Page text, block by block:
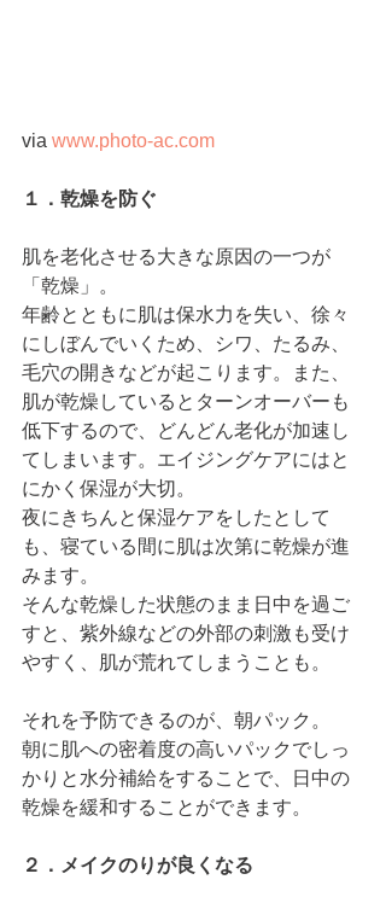
via www.photo-ac.com
１．乾燥を防ぐ
肌を老化させる大きな原因の一つが
「乾燥」。
年齢とともに肌は保水力を失い、徐々
にしぼんでいくため、シワ、たるみ、
毛穴の開きなどが起こります。また、
肌が乾燥しているとターンオーバーも
低下するので、どんどん老化が加速し
てしまいます。エイジングケアにはと
にかく保湿が大切。
夜にきちんと保湿ケアをしたとして
も、寝ている間に肌は次第に乾燥が進
みます。
そんな乾燥した状態のまま日中を過ご
すと、紫外線などの外部の刺激も受け
やすく、肌が荒れてしまうことも。
それを予防できるのが、朝パック。
朝に肌への密着度の高いパックでしっ
かりと水分補給をすることで、日中の
乾燥を緩和することができます。
２．メイクのりが良くなる